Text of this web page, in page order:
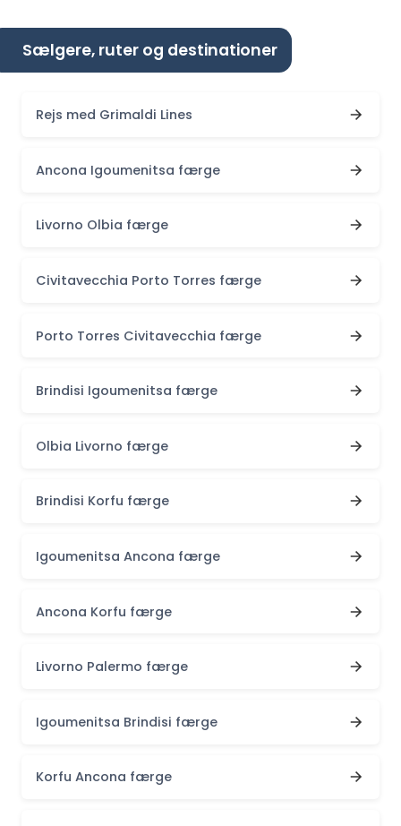
Sælgere, ruter og destinationer
Rejs med Grimaldi Lines
Ancona Igoumenitsa færge
Livorno Olbia færge
Civitavecchia Porto Torres færge
Porto Torres Civitavecchia færge
Brindisi Igoumenitsa færge
Olbia Livorno færge
Brindisi Korfu færge
Igoumenitsa Ancona færge
Ancona Korfu færge
Livorno Palermo færge
Igoumenitsa Brindisi færge
Korfu Ancona færge